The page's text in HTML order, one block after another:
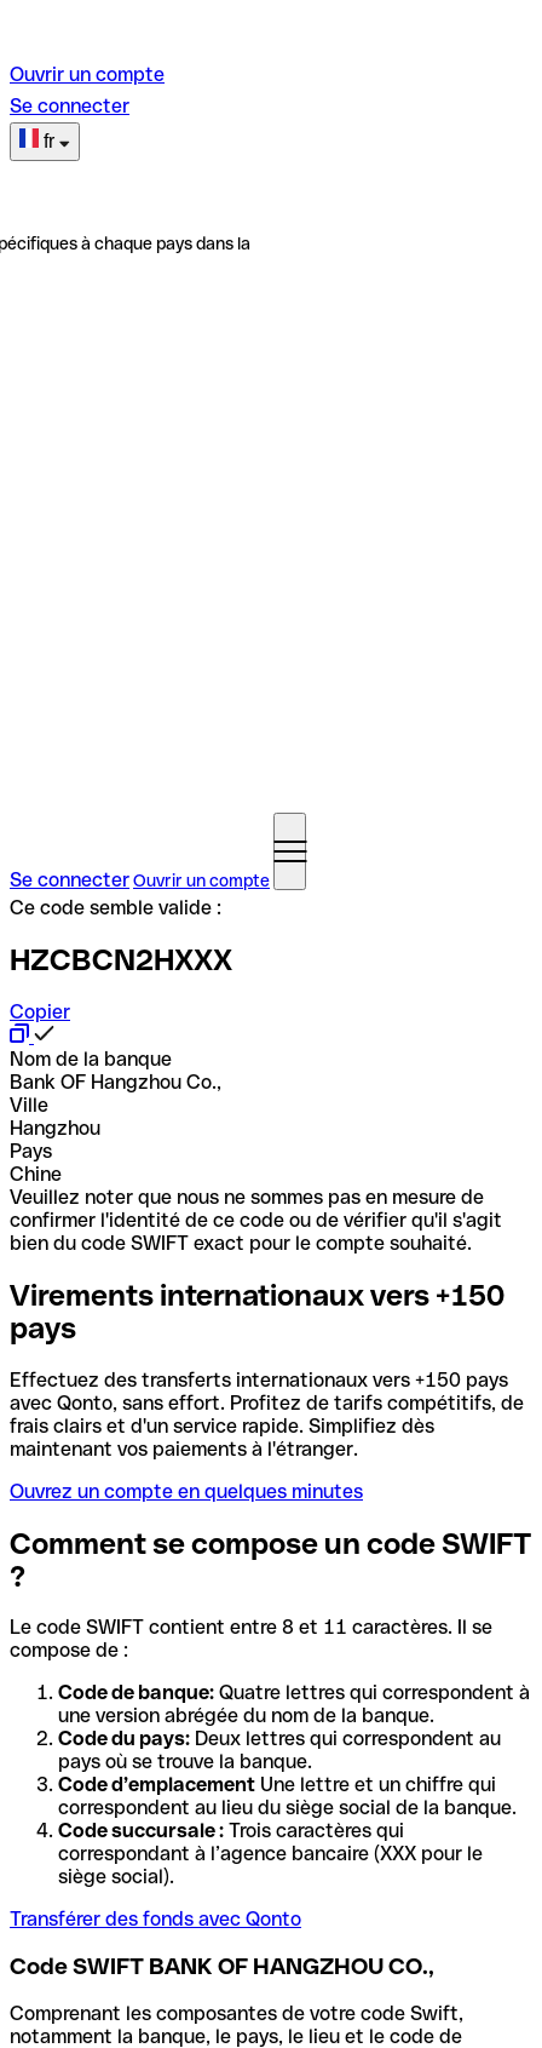
Ouvrir un compte
Se connecter
fr
à chaque pays dans la
Se connecterOuvrir un compte
Ce code semble valide :
HZCBCN2HXXX
Copier
Nom de la banque
Bank OF Hangzhou Co.,
Ville
Hangzhou
Pays
Chine
Veuillez noter que nous ne sommes pas en mesure de
confirmer l'identité de ce code ou de vérifier qu'il s'agit
bien du code SWIFT exact pour le compte souhaité.
Virements internationaux vers +150
pays
Effectuez des transferts internationaux vers +150 pays
avec Qonto, sans effort. Profitez de tarifs compétitifs, de
frais clairs et d'un service rapide. Simplifiez dès
maintenant vos paiements à l'étranger.
Ouvrez un compte en quelques minutes
Comment se compose un code SWIFT
?
Le code SWIFT contient entre 8 et 11 caractères. Il se
compose de :
Code de banque: Quatre lettres qui correspondent à
une version abrégée du nom de la banque.
Code du pays: Deux lettres qui correspondent au
pays où se trouve la banque.
Code d’emplacement Une lettre et un chiffre qui
correspondent au lieu du siège social de la banque.
Code succursale : Trois caractères qui
correspondant à l’agence bancaire (XXX pour le
siège social).
Transférer des fonds avec Qonto
Code SWIFT BANK OF HANGZHOU CO.,
Comprenant les composantes de votre code Swift,
notamment la banque, le pays, le lieu et le code de